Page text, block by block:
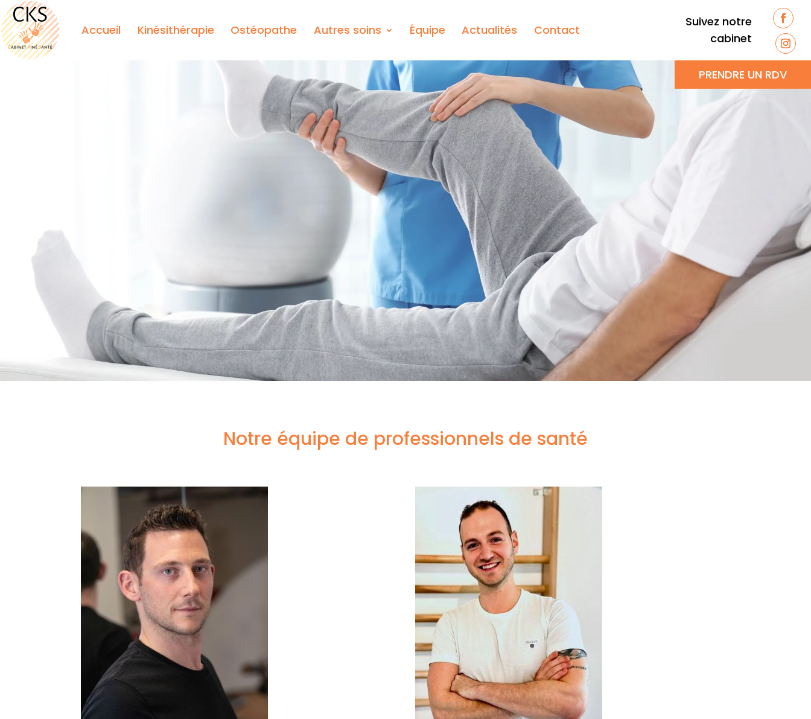
Accueil Kinésithérapie Ostéopathe Autres soins Équipe Actualités Contact
Suivez notre
cabinet
PRENDRE UN RDV
Cabinet Kiné Santé
Découvrez notre équipe jeune et dynamique qui se
forme régulièrement pour vous apporter une prise
en charge optimale et vous apporter la meilleure
aide possible pour votre bien-être.
NOUS CONTACTER
Notre équipe de professionnels de santé